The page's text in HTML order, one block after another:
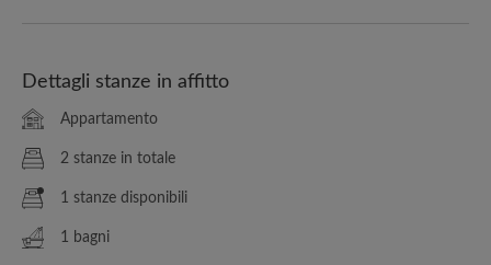
Dettagli stanze in affitto
Appartamento
2 stanze in totale
1 stanze disponibili
1 bagni